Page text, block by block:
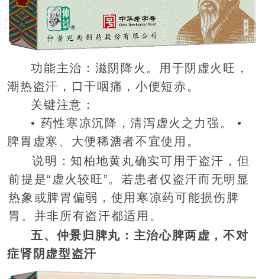
功能主治：滋阴降火。用于阴虚火旺，
潮热盗汗，口干咽痛，小便短赤。
关键注意：
• 药性寒凉沉降，清泻虚火之力强。 •
脾胃虚寒、大便稀溏者不宜使用。
说明：知柏地黄丸确实可用于盗汗，但
前提是“虚火较旺”。若患者仅盗汗而无明显
热象或脾胃偏弱，使用寒凉药可能损伤脾
胃。并非所有盗汗都适用。
五、仲景归脾丸：主治心脾两虚，不对
症肾阴虚型盗汗